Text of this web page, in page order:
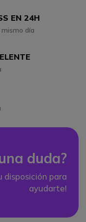
EN 24H
día
duda?
disposición para
ayudarte!